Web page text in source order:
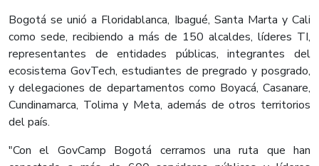
Bogotá se unió a Floridablanca, Ibagué, Santa Marta y Cali
como sede, recibiendo a más de 150 alcaldes, líderes TI,
representantes de entidades públicas, integrantes del
ecosistema GovTech, estudiantes de pregrado y posgrado,
y delegaciones de departamentos como Boyacá, Casanare,
Cundinamarca, Tolima y Meta, además de otros territorios
del país.
"Con el GovCamp Bogotá cerramos una ruta que han